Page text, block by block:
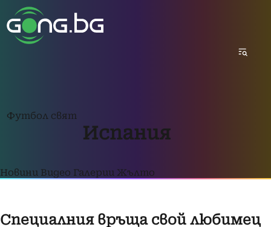
Футбол свят
Испания
Новини Видео Галерии Жълто
Специалния връща свой любимец